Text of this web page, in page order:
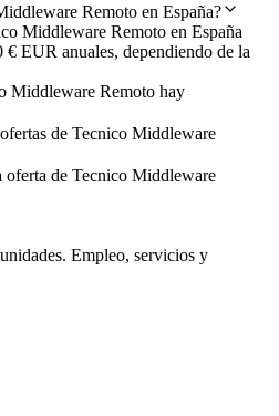
Remoto en España?
Middleware Remoto en España
EUR anuales, dependiendo de la
Middleware Remoto hay
de Tecnico Middleware
oferta de Tecnico Middleware
Empleo, servicios y